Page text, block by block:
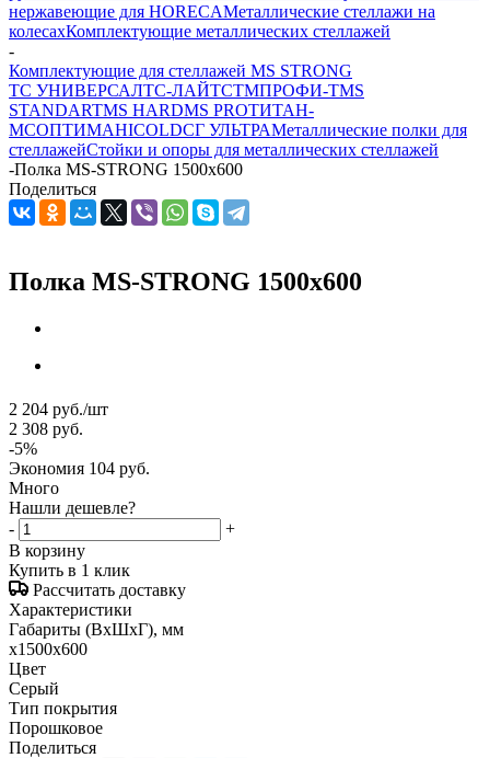
нержавеющие для HORECAМеталлические стеллажи на
колесахКомплектующие металлических стеллажей
-
Комплектующие для стеллажей MS STRONG
ТС УНИВЕРСАЛТС-ЛАЙТСТМПРОФИ-ТMS
STANDARTMS HARDMS PROТИТАН-
МСОПТИМАHICOLDСГ УЛЬТРАМеталлические полки для
стеллажейСтойки и опоры для металлических стеллажей
-Полка MS-STRONG 1500x600
Поделиться
Полка MS-STRONG 1500x600
2 204 руб./шт
2 308 руб.
-5%
Экономия 104 руб.
Много
Нашли дешевле?
-
+
В корзину
Купить в 1 клик
Рассчитать доставку
Характеристики
Габариты (ВxШxГ), мм
x1500x600
Цвет
Серый
Тип покрытия
Порошковое
Поделиться